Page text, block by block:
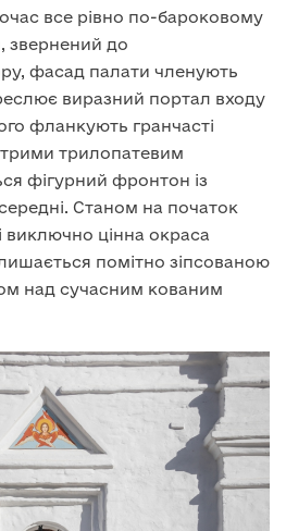
все рівно по-бароковому
звернений до
фасад палати членують
виразний портал входу
фланкують гранчасті
трилопатевим
фігурний фронтон із
Станом на початок
виключно цінна окраса
помітно зіпсованою
над сучасним кованим